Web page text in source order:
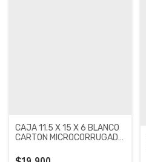
CAJA 11.5 X 15 X 6 BLANCO
CARTON MICROCORRUGADO